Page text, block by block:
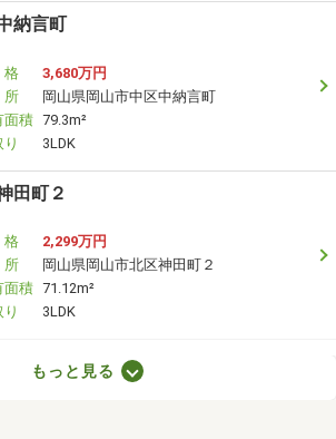
納言町
3,680万円
岡山県岡山市中区中納言町
面積 79.3m²
り
3LDK
田町２
2,299万円
岡山県岡山市北区神田町２
面積 71.12m²
り
3LDK
田町１もっと見る